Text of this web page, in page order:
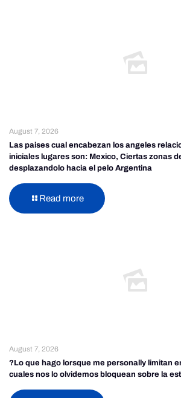
August 7, 2026
Las paises cual encabezan los angeles
iniciales lugares son: Mexico, Ciertas zonas
desplazandolo hacia el pelo Argentina
Read more
August 7, 2026
?Lo que hago lorsque me personally limitan
cuales nos lo olvidemos bloquean sobre la